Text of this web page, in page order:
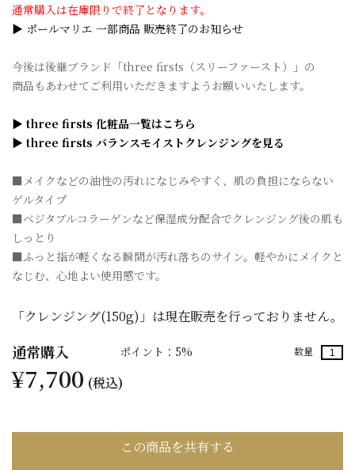
通常購入は在庫限りで終了となります。
▶ ポールマリエ 一部商品 販売終了のお知らせ
今後は後継ブランド「three firsts（スリーファースト）」の
商品もあわせてご利用いただきますようお願いいたします。
▶ three firsts 化粧品一覧はこちら
▶ three firsts バランスモイストクレンジングを見る
■メイクなどの油性の汚れになじみやすく、肌の負担にならない
ゲルタイプ
■ベジタブルコラーゲンなど保湿成分配合でクレンジング後の肌も
しっとり
■ふっと指が軽くなる瞬間が汚れ落ちのサイン。軽やかにメイクと
なじむ、心地よい使用感です。
「クレンジング(150g)」は現在販売を行っておりません。
通常購入 ポイント：5% 数量
¥7,700 (税込)
この商品を共有する